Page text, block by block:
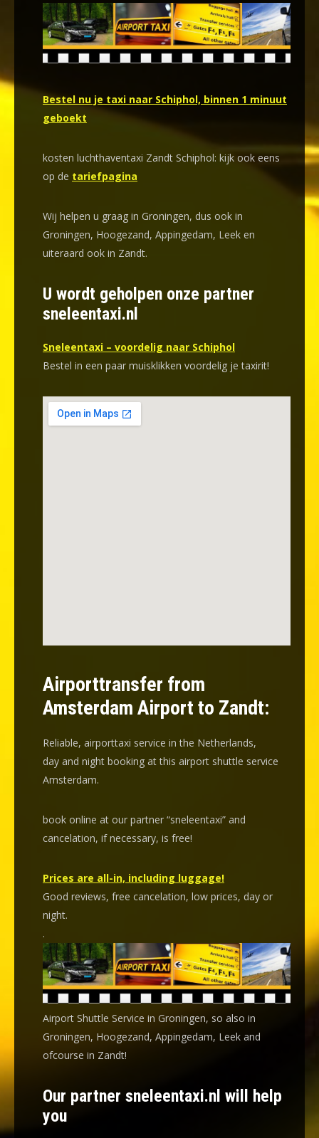
Bestel nu je taxi naar Schiphol, binnen 1 minuut
geboekt
kosten luchthaventaxi Zandt Schiphol: kijk ook eens
op de tariefpagina
Wij helpen u graag in Groningen, dus ook in
Groningen, Hoogezand, Appingedam, Leek en
uiteraard ook in Zandt.
U wordt geholpen onze partner
sneleentaxi.nl
Sneleentaxi – voordelig naar Schiphol
Bestel in een paar muisklikken voordelig je taxirit!
Airporttransfer from
Amsterdam Airport to Zandt:
Reliable, airporttaxi service in the Netherlands,
day and night booking at this airport shuttle service
Amsterdam.
book online at our partner “sneleentaxi” and
cancelation, if necessary, is free!
Prices are all-in, including luggage!
Good reviews, free cancelation, low prices, day or
night.
.
Airport Shuttle Service in Groningen, so also in
Groningen, Hoogezand, Appingedam, Leek and
ofcourse in Zandt!
Our partner sneleentaxi.nl will help
you